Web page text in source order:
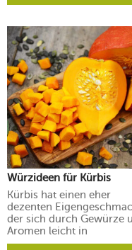
Würzideen für Kürbis
Kürbis hat einen eher
dezenten
der sich durch Gewürze
Aromen leicht in
verschiedene Richtungen